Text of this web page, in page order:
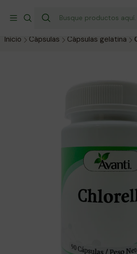
Compra hoy y recibe donde
Inicio Cápsulas Cápsulas gelatina